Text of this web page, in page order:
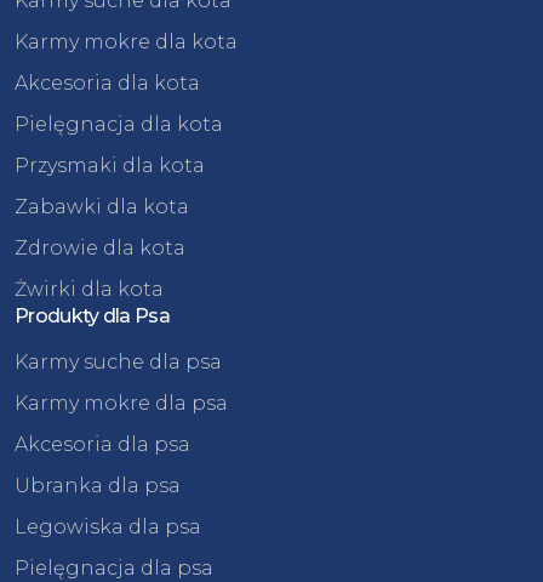
Karmy mokre dla kota
Akcesoria dla kota
Pielęgnacja dla kota
Przysmaki dla kota
Zabawki dla kota
Zdrowie dla kota
Żwirki dla kota
Produkty dla Psa
Karmy suche dla psa
Karmy mokre dla psa
Akcesoria dla psa
Ubranka dla psa
Legowiska dla psa
Pielęgnacja dla psa